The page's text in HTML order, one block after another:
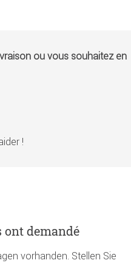
ou vous souhaitez en
!
ont demandé
vorhanden. Stellen Sie